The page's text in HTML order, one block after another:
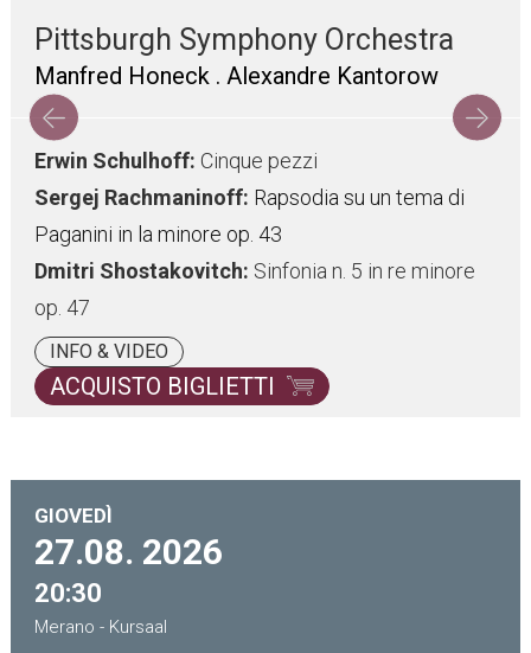
Pittsburgh Symphony Orchestra
Manfred Honeck . Alexandre Kantorow
Erwin Schulhoff: Cinque pezzi
Sergej Rachmaninoff: Rapsodia su un tema di
Paganini in la minore op. 43
Dmitri Shostakovitch: Sinfonia n. 5 in re minore
op. 47
INFO & VIDEO
ACQUISTO BIGLIETTI
GIOVEDÌ
27.08. 2026
20:30
Merano - Kursaal